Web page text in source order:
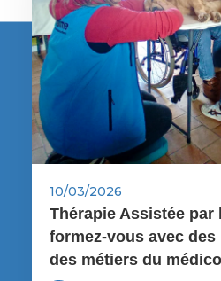
10/03/2026
Thérapie Assistée par
formez-vous avec
des métiers du